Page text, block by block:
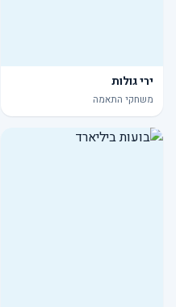
ירי גולות
משחקי התאמה